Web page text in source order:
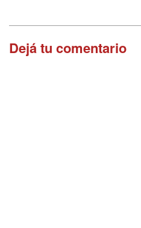
Dejá tu comentario